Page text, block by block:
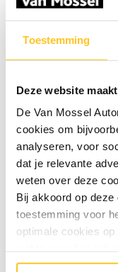
Toestemming
Deze website
De Van Mossel
cookies om
analyseren, voor
dat je relevante
weten over deze
Bij akkoord op
toestemming voor
optimale cookies
raadpleeg onze